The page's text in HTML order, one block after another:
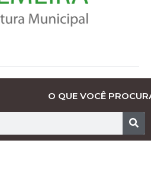
O QUE VOCÊ